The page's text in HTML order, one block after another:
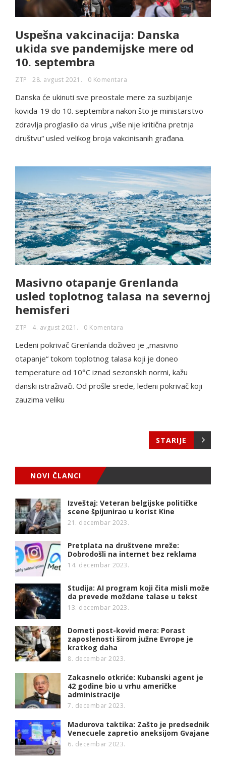
Uspešna vakcinacija: Danska
ukida sve pandemijske mere od
10. septembra
ZTP 28. avgust 2021. 0 Komentara
Danska će ukinuti sve preostale mere za suzbijanje
kovida-19 do 10. septembra nakon što je ministarstvo
zdravlja proglasilo da virus „više nije kritična pretnja
društvu“ usled velikog broja vakcinisanih građana.
Masivno otapanje Grenlanda
usled toplotnog talasa na severnoj
hemisferi
ZTP 4. avgust 2021. 0 Komentara
Ledeni pokrivač Grenlanda doživeo je „masivno
otapanje“ tokom toplotnog talasa koji je doneo
temperature od 10°C iznad sezonskih normi, kažu
danski istraživači. Od prošle srede, ledeni pokrivač koji
zauzima veliku
STARIJE
NOVI ČLANCI
Izveštaj: Veteran belgijske političke
scene špijunirao u korist Kine
21. decembar 2023.
Pretplata na društvene mreže:
Dobrodošli na internet bez reklama
14. decembar 2023.
Studija: AI program koji čita misli može
da prevede moždane talase u tekst
13. decembar 2023.
Dometi post-kovid mera: Porast
zaposlenosti širom južne Evrope je
kratkog daha
8. decembar 2023.
Zakasnelo otkriće: Kubanski agent je
42 godine bio u vrhu američke
administracije
7. decembar 2023.
Madurova taktika: Zašto je predsednik
Venecuele zapretio aneksijom Gvajane
6. decembar 2023.